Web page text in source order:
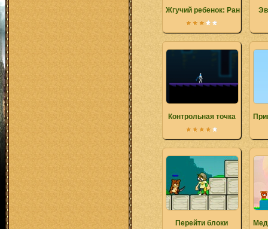
Жгучий ребенок: Ранние
Контрольная точка
Перейти блоки